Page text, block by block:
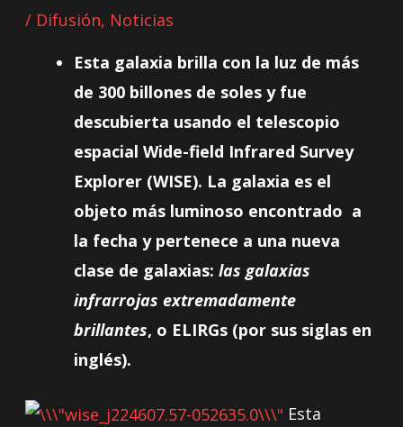
/ Difusión, Noticias
Esta galaxia brilla con la luz de más
de 300 billones de soles y fue
descubierta usando el telescopio
espacial Wide-field Infrared Survey
Explorer (WISE). La galaxia es el
objeto más luminoso encontrado a
la fecha y pertenece a una nueva
clase de galaxias: las galaxias
infrarrojas extremadamente
brillantes, o ELIRGs (por sus siglas en
inglés).
Esta